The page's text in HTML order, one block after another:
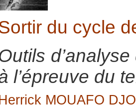
du cycle
l’épreuve du
MOUAFO